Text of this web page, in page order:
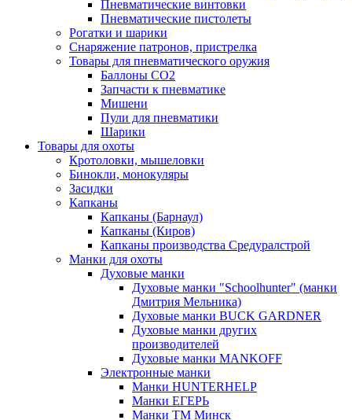
Пневматические винтовки
Пневматические пистолеты
Рогатки и шарики
Снаряжение патронов, пристрелка
Товары для пневматического оружия
Баллоны СО2
Запчасти к пневматике
Мишени
Пули для пневматики
Шарики
Товары для охоты
Кротоловки, мышеловки
Бинокли, монокуляры
Засидки
Капканы
Капканы (Барнаул)
Капканы (Киров)
Капканы производства Средуралстрой
Манки для охоты
Духовые манки
Духовые манки "Schoolhunter" (манки
Дмитрия Мельника)
Духовые манки BUCK GARDNER
Духовые манки других
производителей
Духовые манки MANKOFF
Электронные манки
Манки HUNTERHELP
Манки ЕГЕРЬ
Манки ТМ Минск